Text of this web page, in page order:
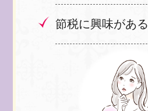
節税に興味がある